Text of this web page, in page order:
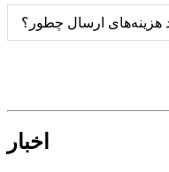
هزینه‌های ارسال چطور؟
اخبار